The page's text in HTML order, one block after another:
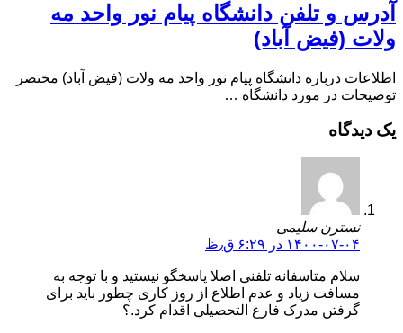
آدرس و تلفن دانشگاه پیام نور واحد مه
ولات (فیض آباد)
اطلاعات درباره دانشگاه پیام نور واحد مه ولات (فیض آباد) مختصر
توضیحات در مورد دانشگاه …
یک دیدگاه
نسترن سلیمی
۱۴۰۰-۰۷-۰۴ در ۶:۲۹ ق٫ظ
سلام متاسفانه تلفنی اصلا پاسخگو نیستید و با توجه به
مسافت زیاد و عدم اطلاع از روز کاری چطور باید برای
گرفتن مدرک فارغ التحصیلی اقدام کرد.؟